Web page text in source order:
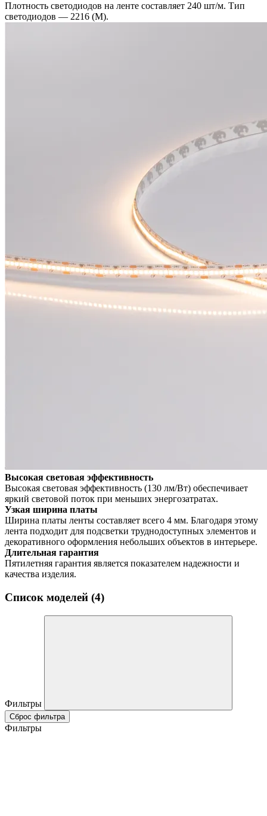
Плотность светодиодов на ленте составляет 240 шт/м. Тип
светодиодов — 2216 (M).
Высокая световая эффективность
Высокая световая эффективность (130 лм/Вт) обеспечивает
яркий световой поток при меньших энергозатратах.
Узкая ширина платы
Ширина платы ленты составляет всего 4 мм. Благодаря этому
лента подходит для подсветки труднодоступных элементов и
декоративного оформления небольших объектов в интерьере.
Длительная гарантия
Пятилетняя гарантия является показателем надежности и
качества изделия.
Список моделей (4)
Фильтры
Сброс фильтра
Фильтры